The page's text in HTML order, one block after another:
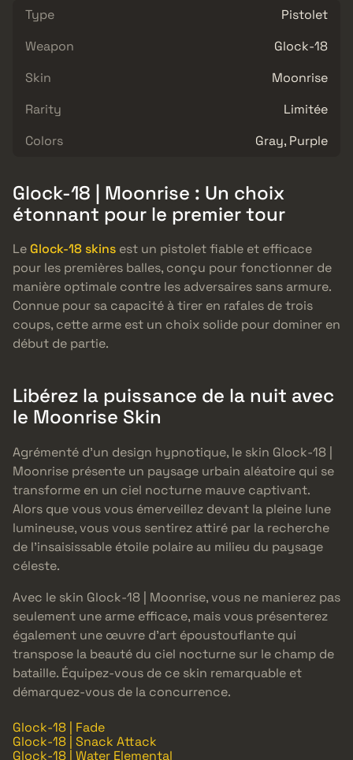
Type
Pistolet
Weapon
Glock-18
Skin
Moonrise
Rarity
Limitée
Colors
Gray, Purple
Glock-18 | Moonrise : Un choix
étonnant pour le premier tour
LeGlock-18 skins est un pistolet fiable et efficace
pour les premières balles, conçu pour fonctionner de
manière optimale contre les adversaires sans armure.
Connue pour sa capacité à tirer en rafales de trois
coups, cette arme est un choix solide pour dominer en
début de partie.
Libérez la puissance de la nuit avec
le Moonrise Skin
Agrémenté d’un design hypnotique, le skin Glock-18 |
Moonrise présente un paysage urbain aléatoire qui se
transforme en un ciel nocturne mauve captivant.
Alors que vous vous émerveillez devant la pleine lune
lumineuse, vous vous sentirez attiré par la recherche
de l’insaisissable étoile polaire au milieu du paysage
céleste.
Avec le skin Glock-18 | Moonrise, vous ne manierez pas
seulement une arme efficace, mais vous présenterez
également une œuvre d’art époustouflante qui
transpose la beauté du ciel nocturne sur le champ de
bataille. Équipez-vous de ce skin remarquable et
démarquez-vous de la concurrence.
Glock-18 | Fade
Glock-18 | Snack Attack
Glock-18 | Water Elemental